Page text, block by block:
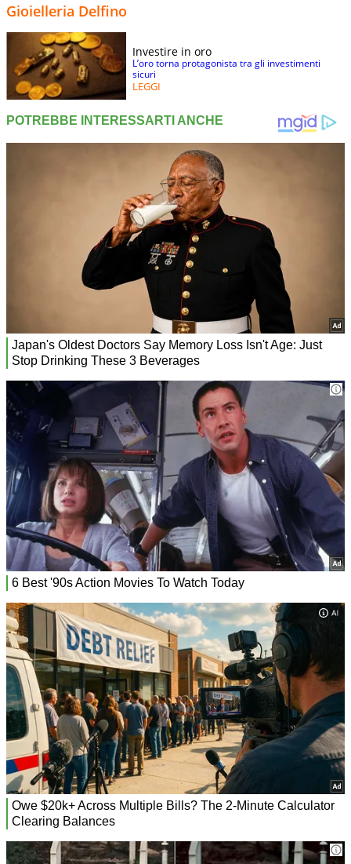
Gioielleria Delfino
Investire in oro
L’oro torna protagonista tra gli investimenti
sicuri
LEGGI